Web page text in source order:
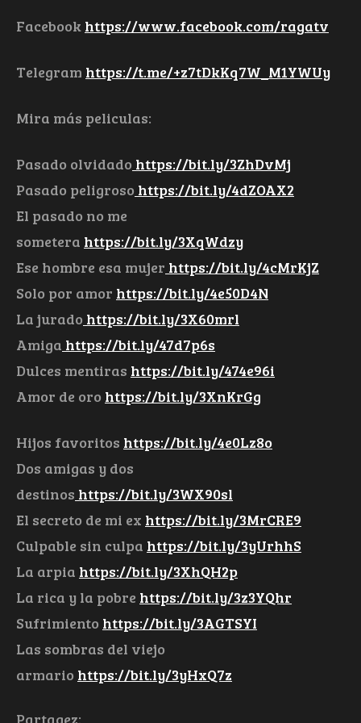
Facebook https://www.facebook.com/ragatv
Telegram https://t.me/+z7tDkKq7W_M1YWUy
Mira más peliculas:
Pasado olvidado https://bit.ly/3ZhDvMj
Pasado peligroso https://bit.ly/4dZOAX2
El pasado no me
sometera https://bit.ly/3XqWdzy
Ese hombre esa mujer https://bit.ly/4cMrKjZ
Solo por amor https://bit.ly/4e50D4N
La jurado https://bit.ly/3X60mrl
Amiga https://bit.ly/47d7p6s
Dulces mentiras https://bit.ly/474e96i
Amor de oro https://bit.ly/3XnKrGg
Hijos favoritos https://bit.ly/4e0Lz8o
Dos amigas y dos
destinos https://bit.ly/3WX90sl
El secreto de mi ex https://bit.ly/3MrCRE9
Culpable sin culpa https://bit.ly/3yUrhhS
La arpia https://bit.ly/3XhQH2p
La rica y la pobre https://bit.ly/3z3YQhr
Sufrimiento https://bit.ly/3AGTSYI
Las sombras del viejo
armario https://bit.ly/3yHxQ7z